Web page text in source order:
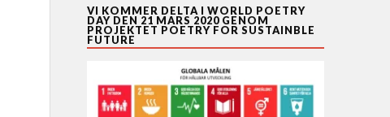
VI KOMMER DELTA I WORLD POETRY
DAY DEN 21 MARS 2020 GENOM
PROJEKTET POETRY FOR SUSTAINBLE
FUTURE